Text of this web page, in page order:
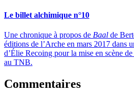
Le billet alchimique n°10
Une chronique à propos de Baal de
éditions de l’Arche en mars 2017 dans
d’Élie Recoing pour la mise en scène
au TNB.
Commentaires